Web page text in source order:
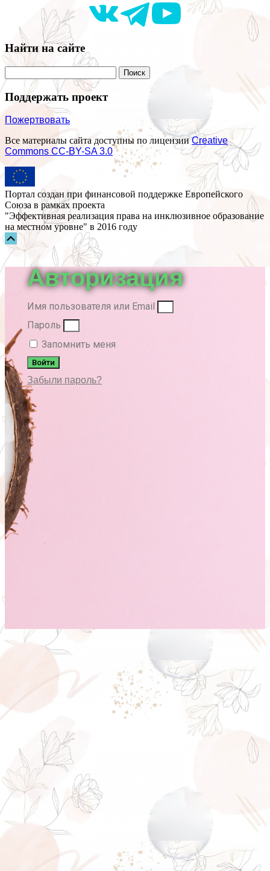
Найти на сайте
Поддержать проект
Пожертвовать
Все материалы сайта доступны по лицензииCreative
Commons СС-BY-SA 3.0
Портал создан при финансовой поддержке Европейского
Союза в рамках проекта
"Эффективная реализация права на инклюзивное образование
на местном уровне" в 2016 году
Прокрутка
вверх
Авторизация
Имя пользователя или Email
Пароль
Запомнить меня
Войти
Забыли пароль?